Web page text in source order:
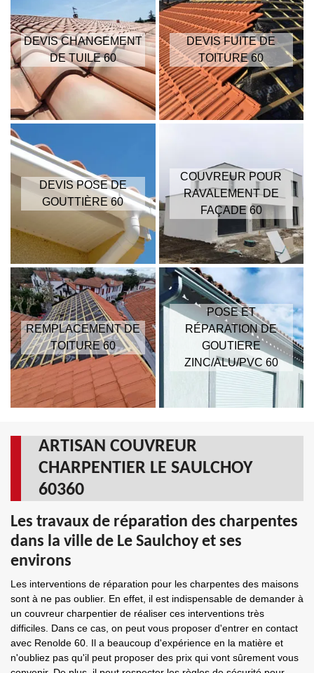
DEVIS CHANGEMENT
DE TUILE 60
DEVIS FUITE DE
TOITURE 60
DEVIS POSE DE
GOUTTIÈRE 60
COUVREUR POUR
RAVALEMENT DE
FAÇADE 60
REMPLACEMENT DE
TOITURE 60
POSE ET
RÉPARATION DE
GOUTIERE
ZINC/ALU/PVC 60
ARTISAN COUVREUR
CHARPENTIER LE SAULCHOY
60360
Les travaux de réparation des charpentes
dans la ville de Le Saulchoy et ses
environs
Les interventions de réparation pour les charpentes des maisons
sont à ne pas oublier. En effet, il est indispensable de demander à
un couvreur charpentier de réaliser ces interventions très
difficiles. Dans ce cas, on peut vous proposer d'entrer en contact
avec Renolde 60. Il a beaucoup d'expérience en la matière et
n'oubliez pas qu'il peut proposer des prix qui vont sûrement vous